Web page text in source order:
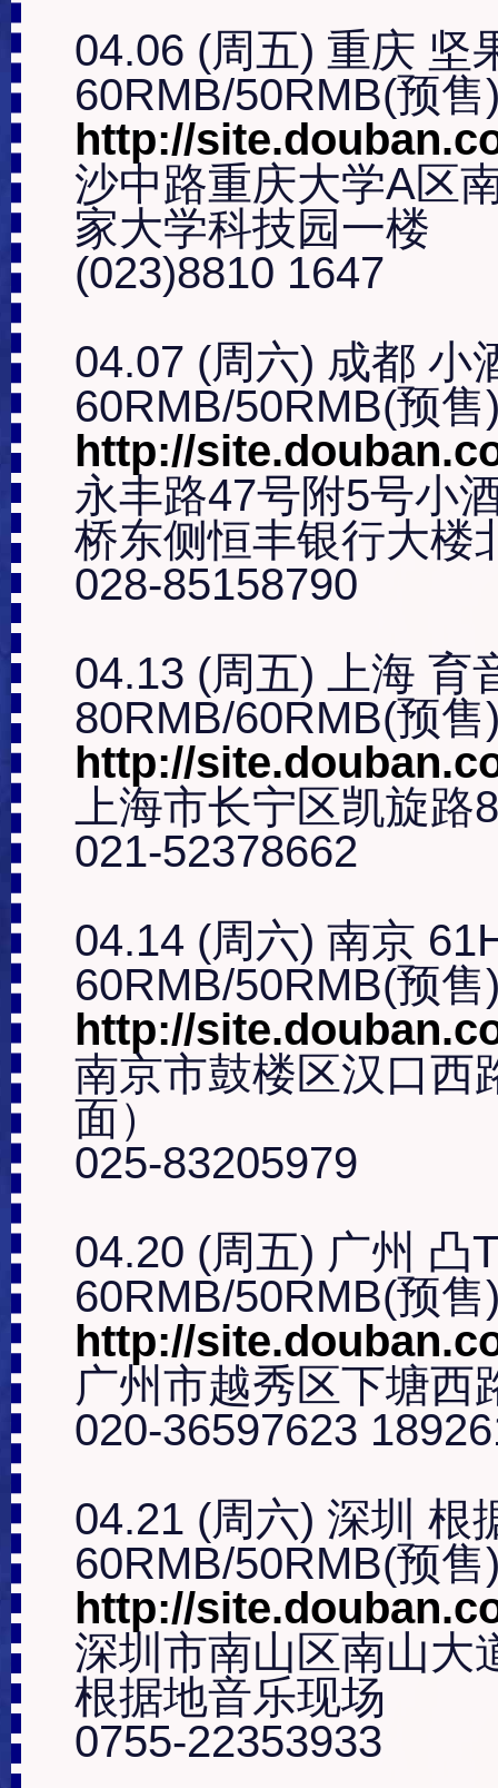
04.06 (周五) 重庆 坚
http://
沙中路重庆大学A区
家大学科技园一楼
(023)8810 1647
04.07 (周六) 成都 小
http://
永丰路47号附5号小
桥东侧恒丰银行大楼
028-85158790
04.13 (周五) 上海 育
http://
上海市长宁区凯旋
021-52378662
04.14 (周六) 南京
http://
南京市鼓楼区汉口西
面）
025-83205979
04.20 (周五) 广州 凸
http://
广州市越秀区下塘西
020-36597623
04.21 (周六) 深圳 根
http://
深圳市南山区南山大
根据地音乐现场
0755-22353933